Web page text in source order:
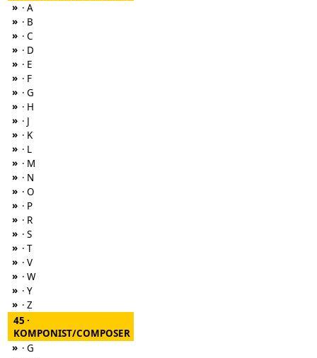
» · A
» · B
» · C
» · D
» · E
» · F
» · G
» · H
» · J
» · K
» · L
» · M
» · N
» · O
» · P
» · R
» · S
» · T
» · V
» · W
» · Y
» · Z
45 ·
KOMPONIST/COMPOSER
» · G